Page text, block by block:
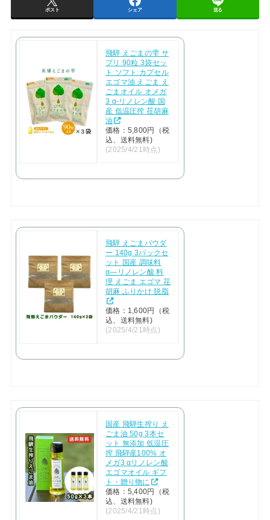
ポスト シェア 送る
飛騨 えごまの雫 サ
プリ 90粒 3袋セッ
ト ソフト カプセル
エゴマ油 えごま え
ごまオイル オメガ
3 α-リノレン酸 国
産 低温圧搾 荏胡麻
油
価格：5,800円（税
込、送料無料)
(2025/4/21時点)
飛騨 えごまパウダ
ー 140g 3パックセ
ット 国産 調味料
α―リノレン酸 料
理 えごま エゴマ 荏
胡麻 ふりかけ 脱脂
価格：1,600円（税
込、送料無料)
(2025/4/21時点)
国産 飛騨生搾り え
ごま油 50g 3本セ
ット 無添加 低温圧
搾 飛騨産100% オ
メガ3 αリノレン酸
エゴマオイル ギフ
ト・贈り物に
価格：5,400円（税
込、送料無料)
(2025/4/21時点)